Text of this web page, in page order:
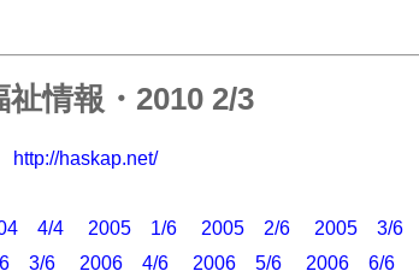
祉情報・2010 2/3
http://haskap.net/
4/4 2005 1/6 2005 2/6 2005 3/6
3/6 2006 4/6 2006 5/6 2006 6/6